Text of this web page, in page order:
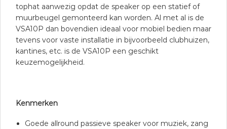
tophat aanwezig opdat de speaker op een statief of
muurbeugel gemonteerd kan worden. Al met al is de
VSA10P dan bovendien ideaal voor mobiel bedien maar
tevens voor vaste installatie in bijvoorbeeld clubhuizen,
kantines, etc. is de VSA10P een geschikt
keuzemogelijkheid.
Kenmerken
Goede allround passieve speaker voor muziek, zang